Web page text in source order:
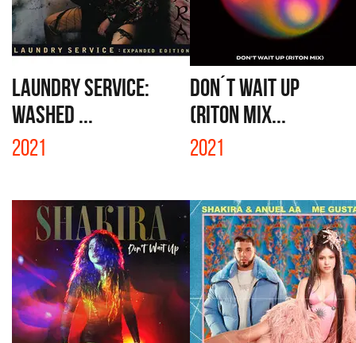
LAUNDRY SERVICE:
WASHED ...
2021
DON´T WAIT UP
(RITON MIX...
2021